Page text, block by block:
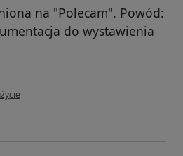
na "Polecam". Powód:
do wystawienia
TADEUSZ